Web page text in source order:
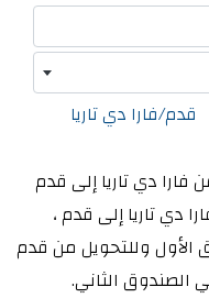
قدم/فارا دي تاريا
فارا دي تاريا إلى قدم
دي تاريا إلى قدم ،
الأول وللتحويل من قدم
الصندوق الثاني.